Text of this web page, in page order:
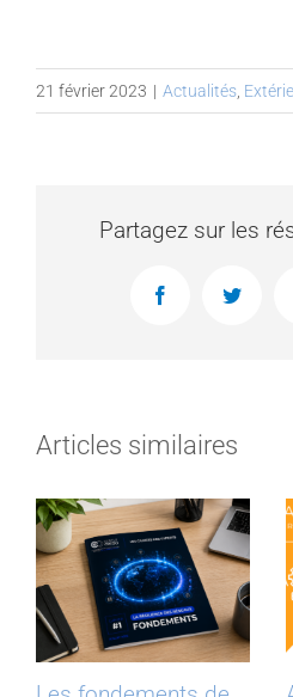
21 février 2023 | Actualités
Partagez sur les
FacebookTwitter
Articles similaires